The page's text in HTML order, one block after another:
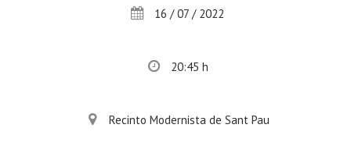
16 / 07 / 2022
20:45 h
Recinto Modernista de Sant Pau